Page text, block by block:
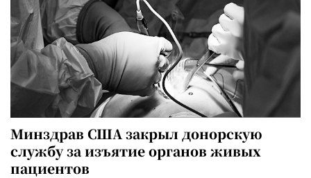
Минздрав США закрыл донорскую
службу за изъятие органов живых
пациентов